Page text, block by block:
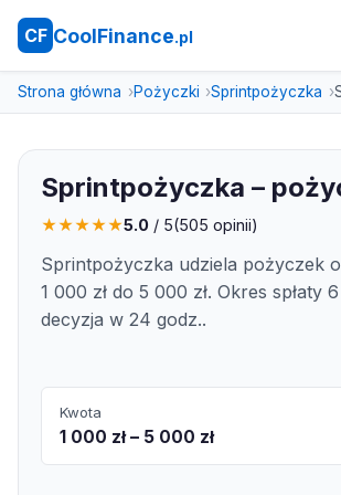
CF CoolFinance.pl
Strona główna Pożyczki Sprintpożyczka
Sprintpożyczka –
★★★★★5.0 / 5(505 opinii)
Sprintpożyczka udziela pożyczek
1 000 zł do 5 000 zł. Okres spłaty
decyzja w 24 godz..
Kwota
1 000 zł – 5 000 zł